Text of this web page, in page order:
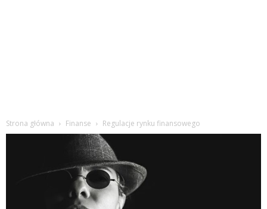
Strona główna Finanse Regulacje rynku finansowego